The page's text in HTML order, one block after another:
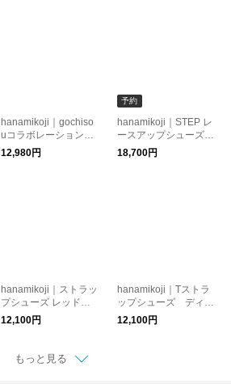
hanamikoji｜gochiso
uコラボレーション
ストラップシューズ
【クッキー】 靴
12,980円
予約
hanamikoji｜STEP レ
ースアップシューズ |
ブラック|程よい高さ
のあるタイプ|足あた
18,700円
hanamikoji｜ストラッ
プシューズ レッド
靴 シューズ
12,100円
hanamikoji｜Tストラ
ップシューズ ディー
プレッド
12,100円
もっと見る